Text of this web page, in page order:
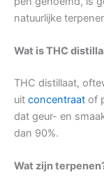
natuurlijke
Wat is THC
THC distillaat,
uit concentraat of
dat geur- en
dan 90%.
Wat zijn